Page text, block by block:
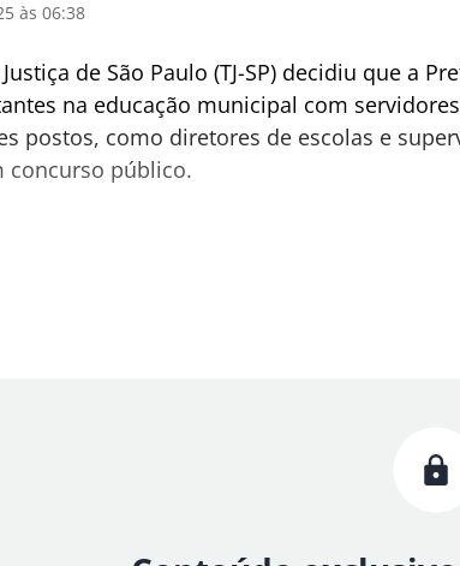
às 06:38
de São Paulo (TJ-SP) decidiu que a
na educação municipal com
postos, como diretores de escolas e
concurso público.